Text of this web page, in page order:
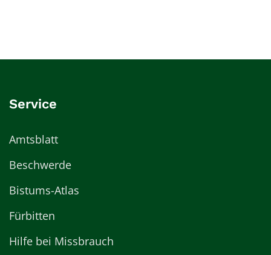
Service
Amtsblatt
Beschwerde
Bistums-Atlas
Fürbitten
Hilfe bei Missbrauch